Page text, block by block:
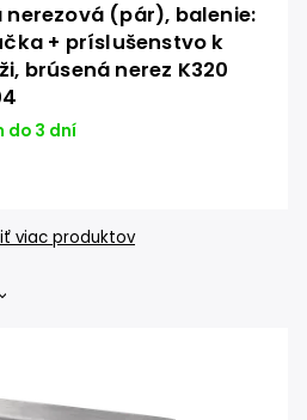
(pár), balenie:
+ príslušenstvo k
brúsená nerez K320
do 3 dní
viac produktov